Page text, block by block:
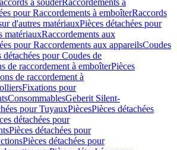
à souderRaccordements à
pour Raccordements à emboîterRaccords
d'autres matériauxPièces détachées pour
matériauxRaccordements aux
pour Raccordements aux appareilsCoudes
détachées pour Coudes de
de raccordement à emboîterPièces
de raccordement à
Fixations pour
ConsommablesGeberit Silent-
pour TuyauxPiècesPièces détachées
détachées pour
Pièces détachées pour
Pièces détachées pour